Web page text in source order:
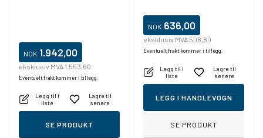
NOK 1.942,00
eksklusiv MVA 1.553,60
Eventuelt frakt kommer i tillegg.
Legg til i
liste
Lagre til
senere
SE PRODUKT
NOK 636,00
eksklusiv MVA 508,80
Eventuelt frakt kommer i tillegg.
Legg til i
liste
Lagre til
senere
LEGG I HANDLEVOGN
SE PRODUKT